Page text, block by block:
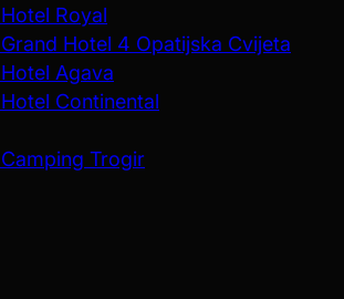
Royal
Hotel 4 Opatijska Cvijeta
Agava
Continental
Trogir